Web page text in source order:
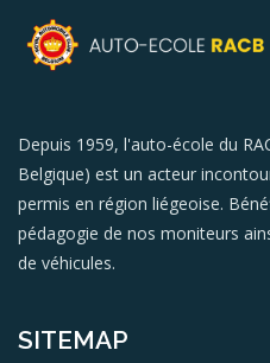
Depuis 1959, l'auto-école du
Belgique) est un acteur
permis en région liégeoise.
pédagogie de nos moniteurs
de véhicules.
SITEMAP